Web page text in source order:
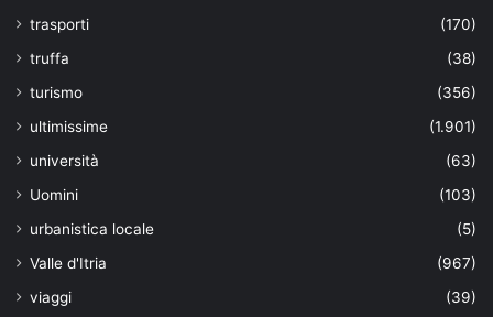
trasporti
(170)
truffa
(38)
turismo
(356)
ultimissime
(1.901)
università
(63)
Uomini
(103)
urbanistica locale
(5)
Valle d'Itria
(967)
viaggi
(39)